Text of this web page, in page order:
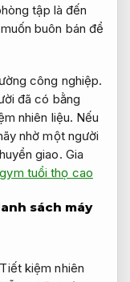
tập là đến
buôn bán để
công nghiệp.
đã có bằng
nhiên liệu. Nếu
nhờ một người
giao. Gia
tuổi thọ cao
sách máy
Tiết kiệm nhiên